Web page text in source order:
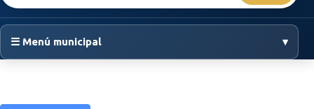
☰ Menú municipal ▾